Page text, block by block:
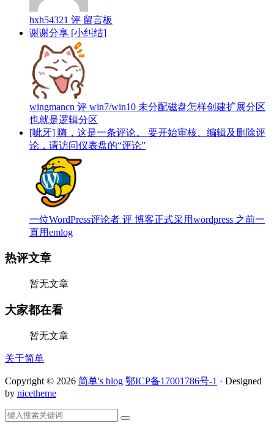
hxh54321 评 留言板
谢谢分享 [小纠结]
wingmancn 评 win7/win10 未分配磁盘怎样创建扩展分区
也就是逻辑分区
[呲牙] 嗨，这是一条评论。 要开始审核、编辑及删除评
论，请访问仪表盘的“评论”
一位WordPress评论者 评 博客正式采用wordpress 之前一
直用emlog
热评文章
暂无文章
大家都在看
暂无文章
关于简单
Copyright © 2026 简单's blog 鄂ICP备17001786号-1 · Designed
by nicetheme